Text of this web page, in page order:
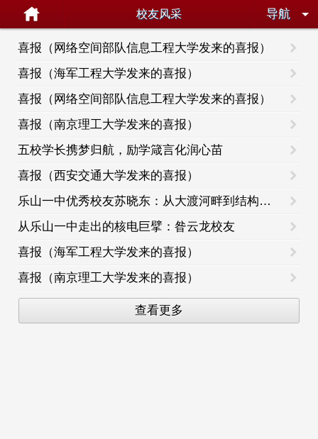
校友风采 导航
喜报（网络空间部队信息工程大学发来的喜报）
喜报（海军工程大学发来的喜报）
喜报（网络空间部队信息工程大学发来的喜报）
喜报（南京理工大学发来的喜报）
五校学长携梦归航，励学箴言化润心苗
喜报（西安交通大学发来的喜报）
乐山一中优秀校友苏晓东：从大渡河畔到结构生物学高峰的科学引领者
从乐山一中走出的核电巨擘：昝云龙校友
喜报（海军工程大学发来的喜报）
喜报（南京理工大学发来的喜报）
查看更多